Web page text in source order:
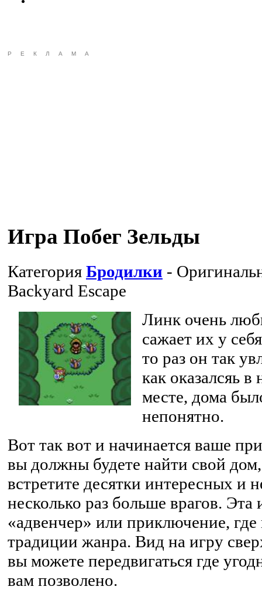
РЕКЛАМА
Игра Побег Зельды
Категория Бродилки -
Backyard Escape
Линк очень
сажает их у
то раз он так
как оказалсяь
месте, дома
непонятно.
Вот так вот и начинается ваше
вы должны будете найти свой
встретите десятки интересных и
несколько раз больше врагов.
«адвенчер» или приключение,
традиции жанра. Вид на игру
вы можете передвигаться где
вам позволено.